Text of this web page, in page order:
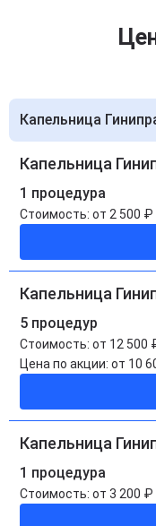
Капельница
Капельница
1 процедура
Стоимость: от 2 500 ₽
Капельница
5 процедур
Стоимость: от 12 500
Цена по акции: от 10
Капельница
1 процедура
Стоимость: от 3 200 ₽